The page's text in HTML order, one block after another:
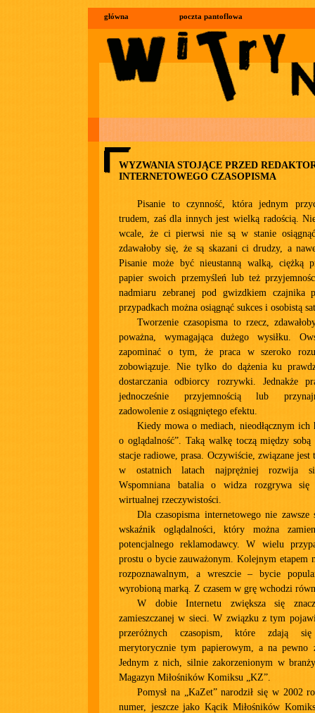
główna poczta pantoflowa
WYZWANIA STOJĄCE PRZED
INTERNETOWEGO CZASOPISMA
Pisanie to czynność, która jednym
trudem, zaś dla innych jest wielką radością.
wcale, że ci pierwsi nie są w stanie
zdawałoby się, że są skazani ci drudzy, a
Pisanie może być nieustanną walką, ciężką
papier swoich przemyśleń lub też
nadmiaru zebranej pod gwizdkiem
przypadkach można osiągnąć sukces i osobistą
Tworzenie czasopisma to rzecz,
poważna, wymagająca dużego wysiłku.
zapominać o tym, że praca w szeroko
zobowiązuje. Nie tylko do dążenia ku
dostarczania odbiorcy rozrywki. Jednakże
jednocześnie przyjemnością lub
zadowolenie z osiągniętego efektu.
Kiedy mowa o mediach, nieodłącznym ich
o oglądalność”. Taką walkę toczą między
stacje radiowe, prasa. Oczywiście, związane
w ostatnich latach najprężniej rozwija
Wspomniana batalia o widza rozgrywa
wirtualnej rzeczywistości.
Dla czasopisma internetowego nie zawsze
wskaźnik oglądalności, który można
potencjalnego reklamodawcy. W wielu
prostu o bycie zauważonym. Kolejnym etapem
rozpoznawalnym, a wreszcie – bycie
wyrobioną marką. Z czasem w grę wchodzi
W dobie Internetu zwiększa się
zamieszczanej w sieci. W związku z tym
przeróżnych czasopism, które zdają
merytorycznie tym papierowym, a na
Jednym z nich, silnie zakorzenionym w
Magazyn Miłośników Komiksu „KZ”.
Pomysł na „KaZet” narodził się w 2002
numer, jeszcze jako Kącik Miłośników